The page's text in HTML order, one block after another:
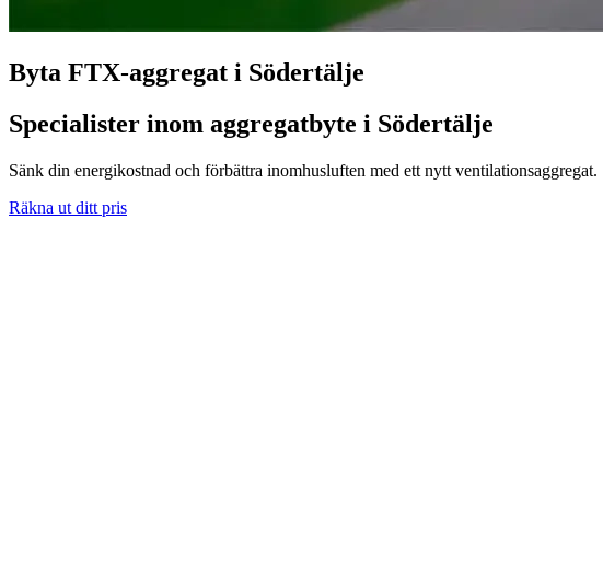
Byta FTX-aggregat i Södertälje
Specialister inom aggregatbyte i Södertälje
Sänk din energikostnad och förbättra inomhusluften med ett nytt ventilationsaggregat.
Räkna ut ditt pris